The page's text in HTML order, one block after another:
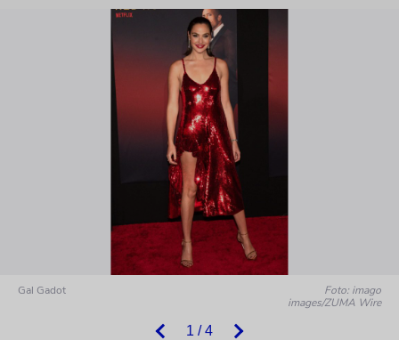
1 / 4
Gal Gadot
Foto: imago
images/ZUMA Wire